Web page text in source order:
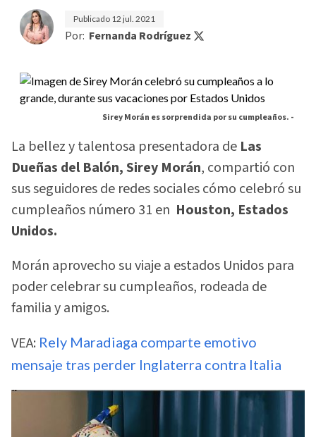
Publicado 12 jul. 2021
Por: Fernanda Rodríguez
Sirey Morán es sorprendida por su cumpleaños. -
La bellez y talentosa presentadora de Las
Dueñas del Balón, Sirey Morán, compartió con
sus seguidores de redes sociales cómo celebró su
cumpleaños número 31 en Houston, Estados
Unidos.
Morán aprovecho su viaje a estados Unidos para
poder celebrar su cumpleaños, rodeada de
familia y amigos.
VEA: Rely Maradiaga comparte emotivo
mensaje tras perder Inglaterra contra Italia